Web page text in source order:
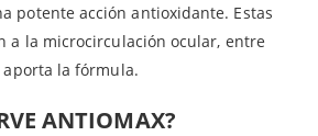
potente acción antioxidante. Estas
a la microcirculación ocular, entre
la fórmula.
ANTIOMAX?